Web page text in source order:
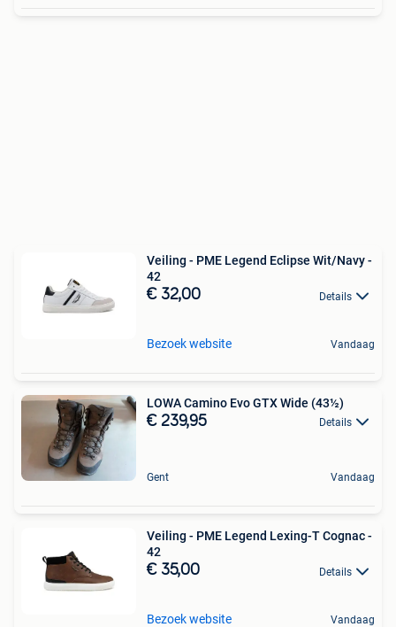
Veiling - PME Legend Eclipse Wit/Navy -
42
€ 32,00 Details
Bezoek website Vandaag
LOWA Camino Evo GTX Wide (43½)
€ 239,95 Details
Gent Vandaag
Veiling - PME Legend Lexing-T Cognac -
42
€ 35,00 Details
Bezoek website Vandaag